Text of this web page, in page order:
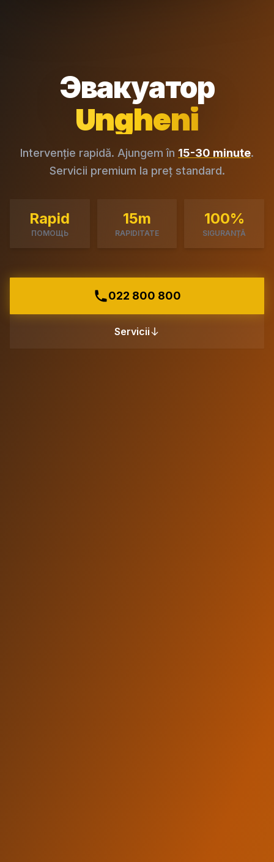
Эвакуатор
Ungheni
Intervenție rapidă. Ajungem în 15-30 minute.
Servicii premium la preț standard.
Rapid
ПОМОЩЬ
15m
RAPIDITATE
100%
SIGURANȚĂ
022 800 800
Servicii